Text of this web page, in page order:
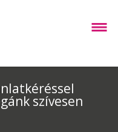
szívesen